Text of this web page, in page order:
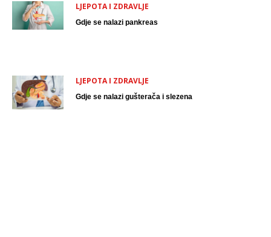
LJEPOTA I ZDRAVLJE
Gdje se nalazi pankreas
LJEPOTA I ZDRAVLJE
Gdje se nalazi gušterača i slezena